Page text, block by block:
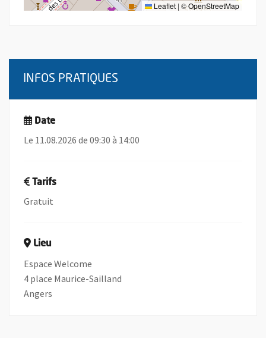
Leaflet | ©OpenStreetMap
INFOS PRATIQUES
Date
Le 11.08.2026 de 09:30 à 14:00
Tarifs
Gratuit
Lieu
Espace Welcome
4 place Maurice-Sailland
Angers